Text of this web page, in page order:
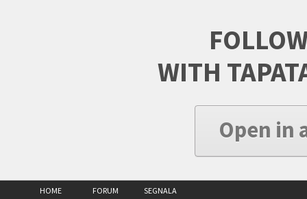
WITH
Open in
HOME FORUM SEGNALA